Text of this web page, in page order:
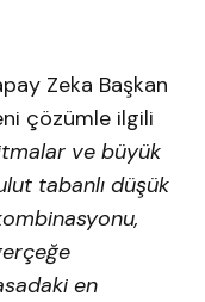
Zeka Başkan
çözümle ilgili
ve büyük
tabanlı düşük
en